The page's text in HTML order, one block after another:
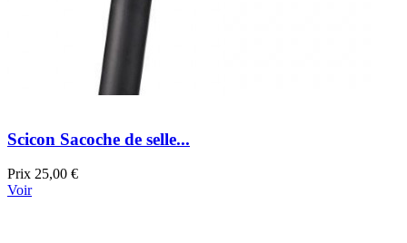
Scicon Sacoche de selle...
Prix 25,00 €
Voir